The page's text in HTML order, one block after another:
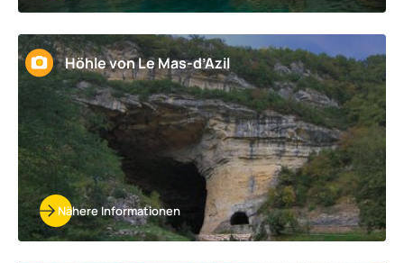
Höhle von Le Mas-d’Azil
Nähere Informationen